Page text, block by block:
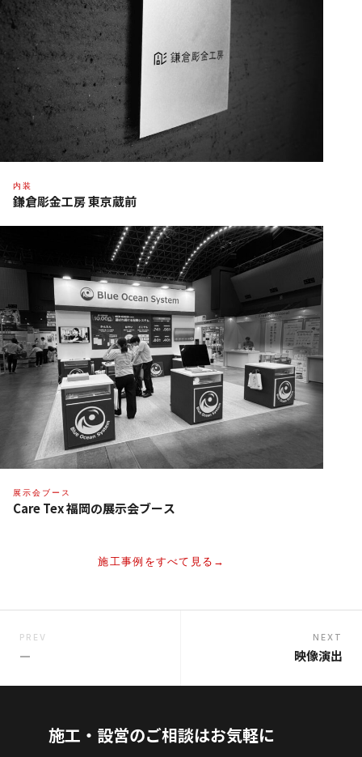
内装
鎌倉彫金工房 東京蔵前
展示会ブース
Care Tex 福岡の展示会ブース
施工事例をすべて見る
PREV
—
NEXT
映像演出
施工・設営のご相談はお気軽に